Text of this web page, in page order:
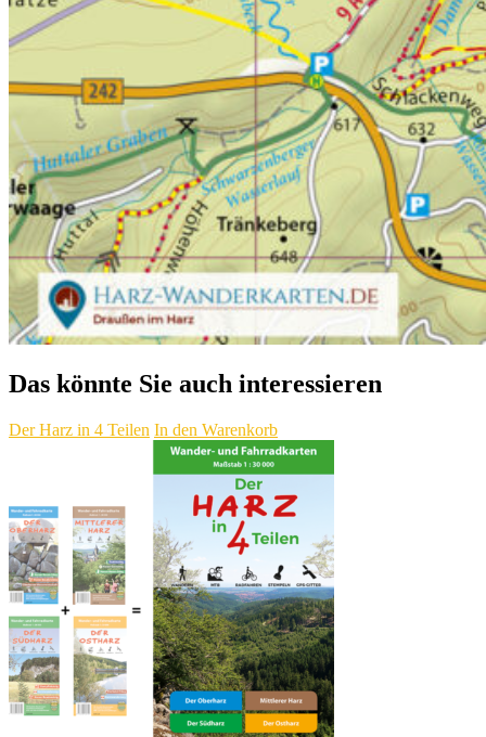
Das könnte Sie auch interessieren
Der Harz in 4 Teilen In den Warenkorb